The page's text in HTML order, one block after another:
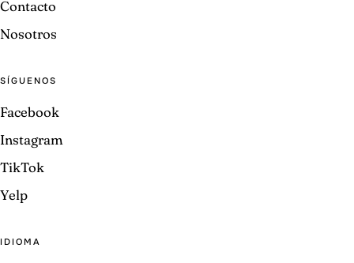
Contacto
Nosotros
SÍGUENOS
Facebook
Instagram
TikTok
Yelp
IDIOMA